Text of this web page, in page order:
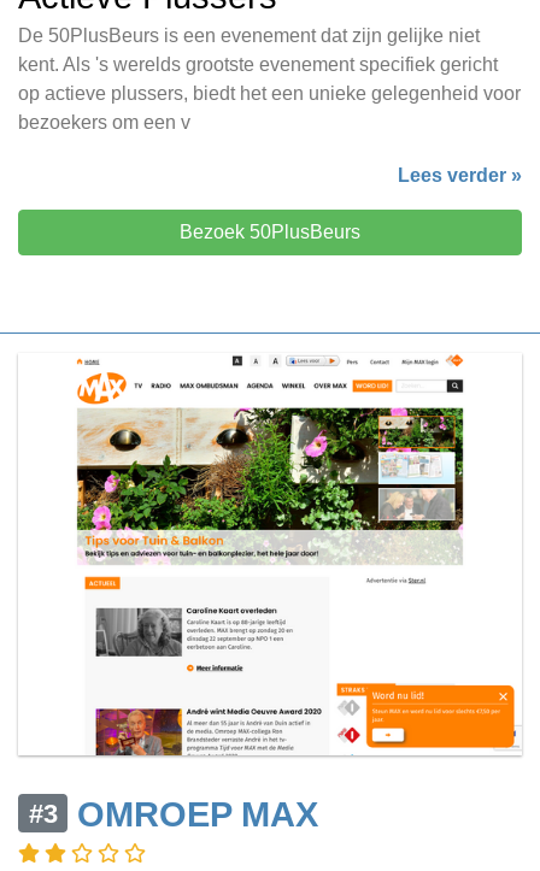
De 50PlusBeurs is een evenement dat zijn gelijke niet
kent. Als 's werelds grootste evenement specifiek gericht
op actieve plussers, biedt het een unieke gelegenheid voor
bezoekers om een v
Lees verder »
Bezoek 50PlusBeurs
#3 OMROEP MAX